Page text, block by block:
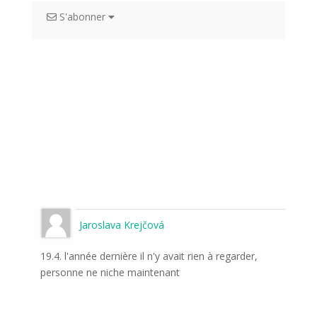
S'abonner
Jaroslava Krejčová
19.4. l'année dernière il n'y avait rien à regarder,
personne ne niche maintenant